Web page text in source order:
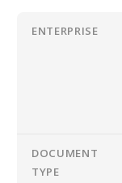
ENTERPRISE
DOCUMENT
TYPE